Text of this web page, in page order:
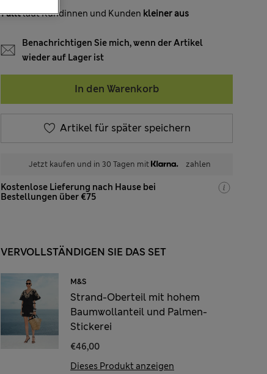
Fälltlaut Kundinnen und Kunden kleiner aus
Benachrichtigen Sie mich, wenn der Artikel
wieder auf Lager ist
In den Warenkorb
Artikel für später speichern
Jetzt kaufen und in 30 Tagen mit zahlen
Kostenlose Lieferung nach Hause bei
Bestellungen über €75
VERVOLLSTÄNDIGEN SIE DAS SET
M&S
Strand-Oberteil mit hohem
Baumwollanteil und Palmen-
Stickerei
€46,00
Dieses Produkt anzeigen